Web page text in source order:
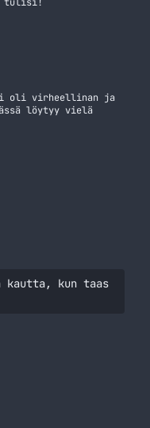
oli virheellinan ja
löytyy vielä
kautta, kun taas